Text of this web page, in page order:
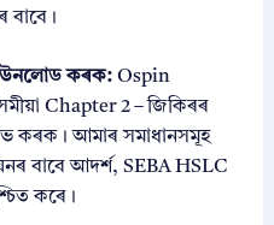
বাবে।
কৰক:Ospin
Chapter 2 – জিকিৰৰ
কৰক। আমাৰ সমাধানসমূহ
বাবে আদৰ্শ, SEBA HSLC
কৰে।